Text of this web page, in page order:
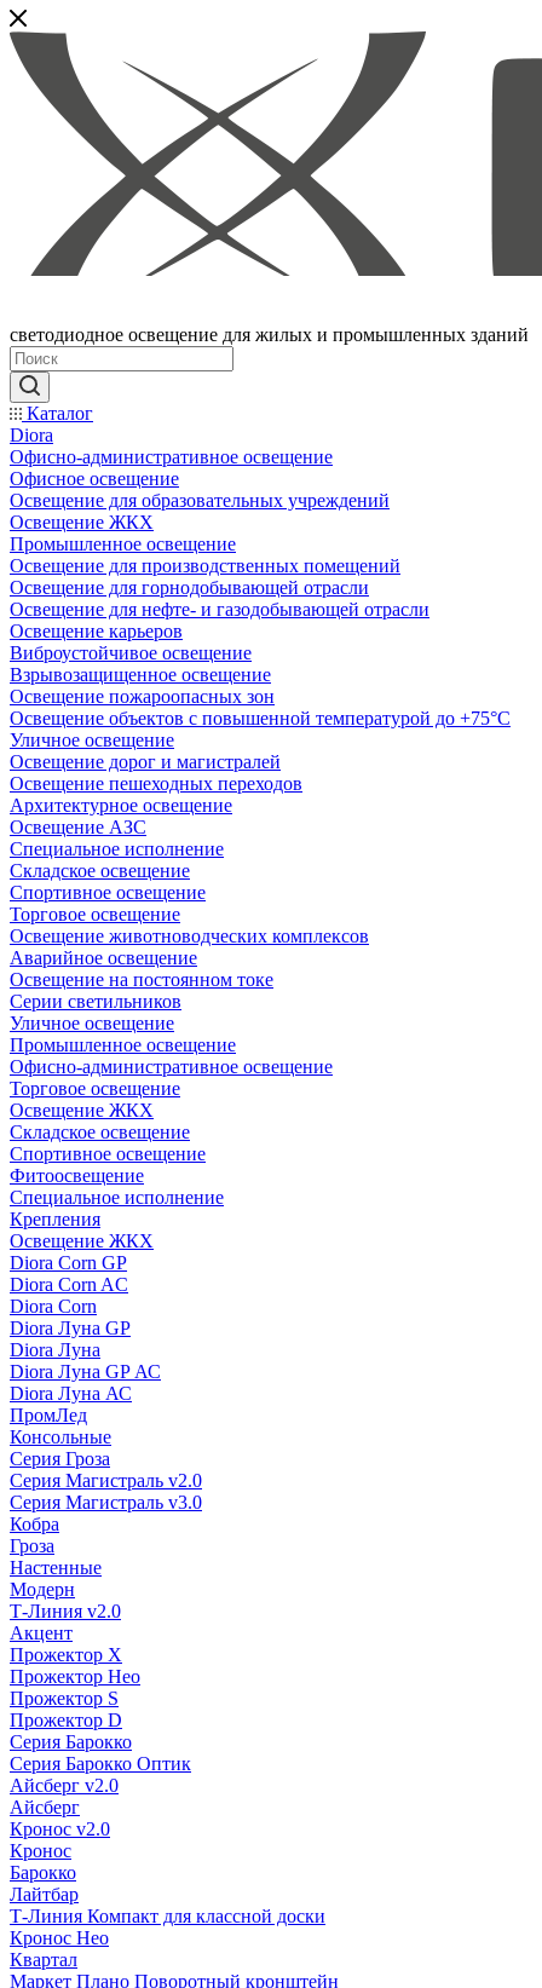
светодиодное освещение для жилых и промышленных зданий
Каталог
Diora
Офисно-административное освещение
Офисное освещение
Освещение для образовательных учреждений
Освещение ЖКХ
Промышленное освещение
Освещение для производственных помещений
Освещение для горнодобывающей отрасли
Освещение для нефте- и газодобывающей отрасли
Освещение карьеров
Виброустойчивое освещение
Взрывозащищенное освещение
Освещение пожароопасных зон
Освещение объектов с повышенной температурой до +75°C
Уличное освещение
Освещение дорог и магистралей
Освещение пешеходных переходов
Архитектурное освещение
Освещение АЗС
Специальное исполнение
Складское освещение
Спортивное освещение
Торговое освещение
Освещение животноводческих комплексов
Аварийное освещение
Освещение на постоянном токе
Серии светильников
Уличное освещение
Промышленное освещение
Офисно-административное освещение
Торговое освещение
Освещение ЖКХ
Складское освещение
Спортивное освещение
Фитоосвещение
Специальное исполнение
Крепления
Освещение ЖКХ
Diora Corn GP
Diora Corn AC
Diora Corn
Diora Луна GP
Diora Луна
Diora Луна GP АС
Diora Луна АС
ПромЛед
Консольные
Серия Гроза
Серия Магистраль v2.0
Серия Магистраль v3.0
Кобра
Гроза
Настенные
Модерн
Т-Линия v2.0
Акцент
Прожектор X
Прожектор Нео
Прожектор S
Прожектор D
Серия Барокко
Серия Барокко Оптик
Айсберг v2.0
Айсберг
Кронос v2.0
Кронос
Барокко
Лайтбар
Т-Линия Компакт для классной доски
Кронос Нео
Квартал
Маркет Плано Поворотный кронштейн